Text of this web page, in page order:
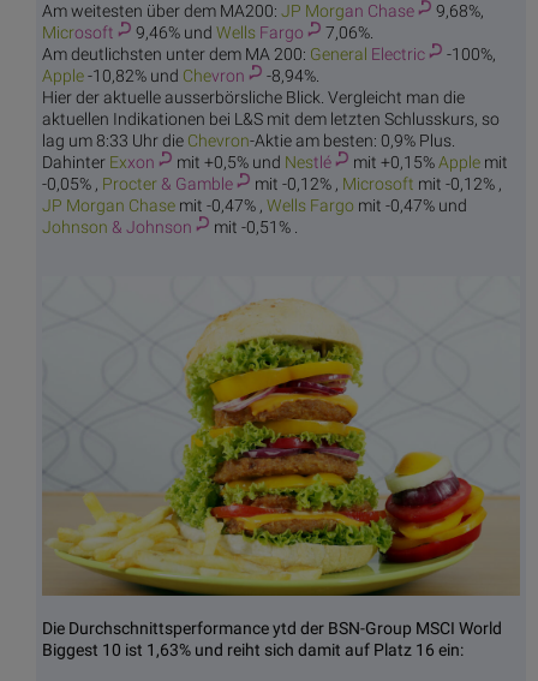
Am weitesten über dem MA200: JP Morgan Chase
9,68%,
Microsoft 9,46% und Wells Fargo
7,06%.
Am deutlichsten unter dem MA 200: General Electric
-100%,
Apple-10,82% und Chevron
-8,94%.
Hier der aktuelle ausserbörsliche Blick. Vergleicht man die
aktuellen Indikationen bei L&S mit dem letzten Schlusskurs, so
lag um 8:33 Uhr die Chevron-Aktie am besten: 0,9% Plus.
Dahinter Exxon mit +0,5% und Nestlé mit +0,15%Apple mit
-0,05% , Procter & Gamble mit -0,12% , Microsoft mit -0,12% ,
JP Morgan Chase mit -0,47% , Wells Fargo mit -0,47% und
Johnson & Johnson mit -0,51% .
Die Durchschnittsperformance ytd der BSN-Group MSCI World
Biggest 10 ist 1,63% und reiht sich damit auf Platz 16 ein: